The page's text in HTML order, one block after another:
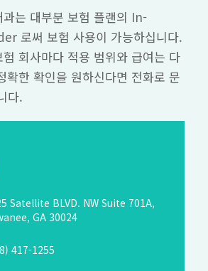
는 대부분 보험 플랜의 In-
로써 보험 사용이 가능하십니다.
회사마다 적용 범위와 급여는 다
확한 확인을 원하신다면 전화로 문
다.
Satellite BLVD. NW Suite 701A,
GA 30024
417-1255